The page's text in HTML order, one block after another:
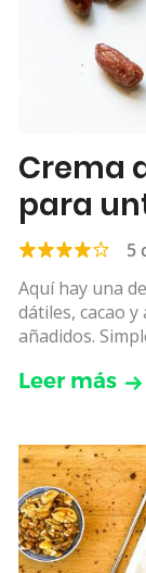
Crema
para
5
Aquí hay una
dátiles, cacao
añadidos.
Leer más